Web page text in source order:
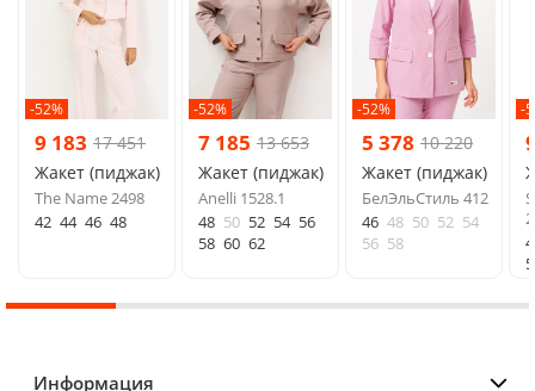
-52%
9 183 17 451
Жакет (пиджак)
The Name 2498
42 44 46 48
-52%
7 185 13 653
Жакет (пиджак)
Anelli 1528.1
48 50 52 54 56
58 60 62
-52%
5 378 10 220
Жакет (пиджак)
БелЭльСтиль 412
46 48 50 52 54
56 58
-
Информация